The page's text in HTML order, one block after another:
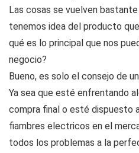
Las cosas se vuelven
tenemos idea del producto
qué es lo principal que nos
negocio?
Bueno, es solo el consejo de
Ya sea que esté enfrentando
compra final o esté dispuesto
fiambres electricos en el
todos los problemas a la